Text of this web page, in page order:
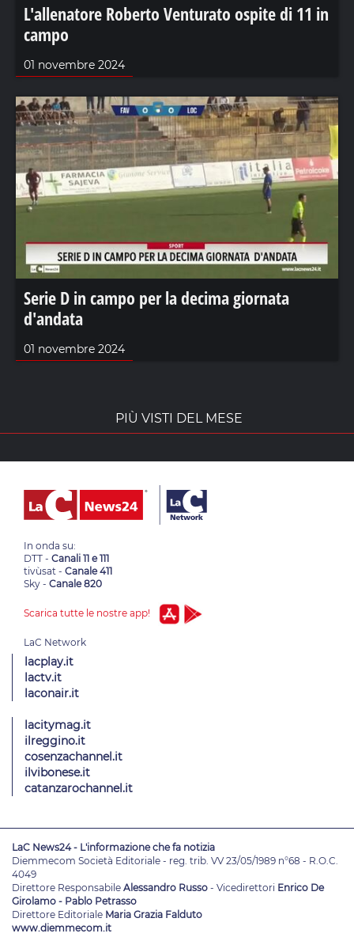
L'allenatore Roberto Venturato ospite di 11 in
campo
01 novembre 2024
Serie D in campo per la decima giornata
d'andata
01 novembre 2024
PIÙ VISTI DEL MESE
In onda su:
DTT - Canali 11 e 111
tivùsat - Canale 411
Sky - Canale 820
Scarica tutte le nostre app!
lacplay.it
lactv.it
laconair.it
lacitymag.it
ilreggino.it
cosenzachannel.it
ilvibonese.it
catanzarochannel.it
LaC News24 - L'informazione che fa notizia
Diemmecom Società Editoriale - reg. trib. VV 23/05/1989 n°68 - R.O.C.
4049
Direttore Responsabile Alessandro Russo - Vicedirettori Enrico De
Girolamo - Pablo Petrasso
Direttore Editoriale Maria Grazia Falduto
www.diemmecom.it